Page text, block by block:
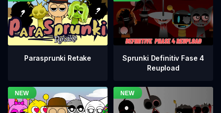
Parasprunki Retake
Sprunki Definitiv Fase 4
Reupload